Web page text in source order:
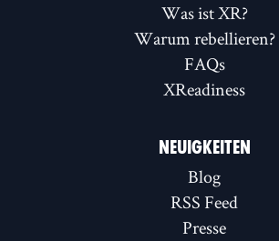
Was ist XR?
Warum rebellieren?
FAQs
XReadiness
NEUIGKEITEN
Blog
RSS Feed
Presse